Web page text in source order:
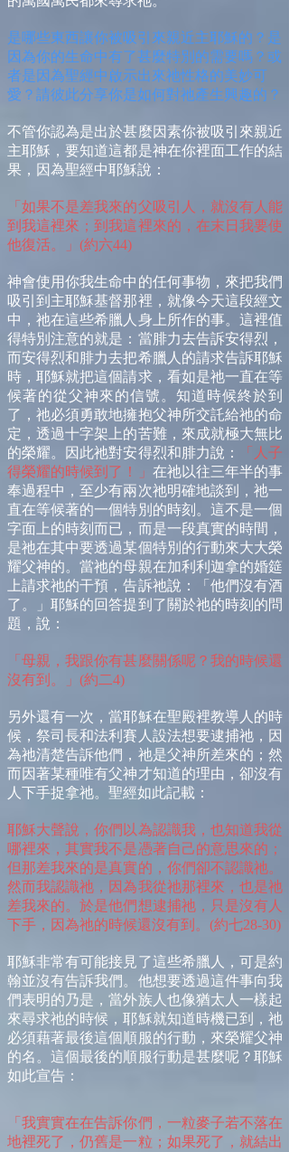
是哪些東西讓你被吸引來親近主耶穌的？是
因為你的生命中有了甚麼特別的需要嗎？或
者是因為聖經中啟示出來祂性格的美妙可
愛？請彼此分享你是如何對祂產生興趣的？
不管你認為是出於甚麼因素你被吸引來親近
主耶穌，要知道這都是神在你裡面工作的結
果，因為聖經中耶穌說：
「如果不是差我來的父吸引人，就沒有人能
到我這裡來；到我這裡來的，在末日我要使
他復活。」(約六44)
神會使用你我生命中的任何事物，來把我們
吸引到主耶穌基督那裡，就像今天這段經文
中，祂在這些希臘人身上所作的事。這裡值
得特別注意的就是：當腓力去告訴安得烈，
而安得烈和腓力去把希臘人的請求告訴耶穌
時，耶穌就把這個請求，看如是祂一直在等
候著的從父神來的信號。知道時候終於到
了，祂必須勇敢地擁抱父神所交託給祂的命
定，透過十字架上的苦難，來成就極大無比
的榮耀。因此祂對安得烈和腓力說：
「人子
得榮耀的時候到了！」 在祂以往三年半的事
奉過程中，至少有兩次祂明確地談到，祂一
直在等候著的一個特別的時刻。這不是一個
字面上的時刻而已，而是一段真實的時間，
是祂在其中要透過某個特別的行動來大大榮
耀父神的。當祂的母親在加利利迦拿的婚筵
上請求祂的干預，告訴祂說：「他們沒有酒
了。」耶穌的回答提到了關於祂的時刻的問
題，說：
「母親，我跟你有甚麼關係呢？我的時候還
沒有到。」(約二4)
另外還有一次，當耶穌在聖殿裡教導人的時
候，祭司長和法利賽人設法想要逮捕祂，因
為祂清楚告訴他們，祂是父神所差來的；然
而因著某種唯有父神才知道的理由，卻沒有
人下手捉拿祂。聖經如此記載：
耶穌大聲說，你們以為認識我，也知道我從
哪裡來，其實我不是憑著自己的意思來的；
但那差我來的是真實的，你們卻不認識祂。
然而我認識祂，因為我從祂那裡來，也是祂
差我來的。於是他們想逮捕祂，只是沒有人
下手，因為祂的時候還沒有到。(約七28-30)
耶穌非常有可能接見了這些希臘人，可是約
翰並沒有告訴我們。他想要透過這件事向我
們表明的乃是，當外族人也像猶太人一樣起
來尋求祂的時候，耶穌就知道時機已到，祂
必須藉著最後這個順服的行動，來榮耀父神
的名。這個最後的順服行動是甚麼呢？耶穌
如此宣告：
「我實實在在告訴你們，一粒麥子若不落在
地裡死了，仍舊是一粒；如果死了，就結出